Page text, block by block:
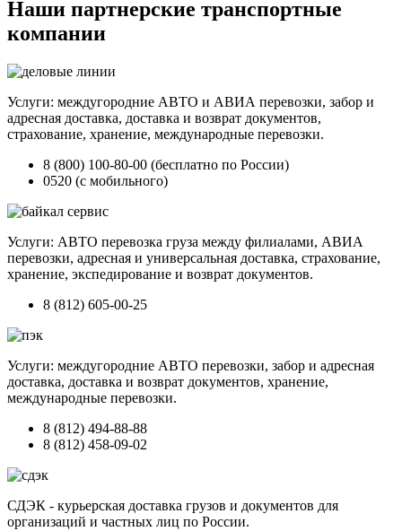
Наши партнерские транспортные
компании
Услуги: междугородние АВТО и АВИА перевозки, забор и
адресная доставка, доставка и возврат документов,
страхование, хранение, международные перевозки.
8 (800) 100-80-00 (бесплатно по России)
0520 (с мобильного)
Услуги: АВТО перевозка груза между филиалами, АВИА
перевозки, адресная и универсальная доставка, страхование,
хранение, экспедирование и возврат документов.
8 (812) 605-00-25
Услуги: междугородние АВТО перевозки, забор и адресная
доставка, доставка и возврат документов, хранение,
международные перевозки.
8 (812) 494-88-88
8 (812) 458-09-02
СДЭК - курьерская доставка грузов и документов для
организаций и частных лиц по России.